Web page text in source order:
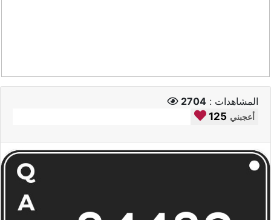
المشاهدات : 2704
125 أعجبني